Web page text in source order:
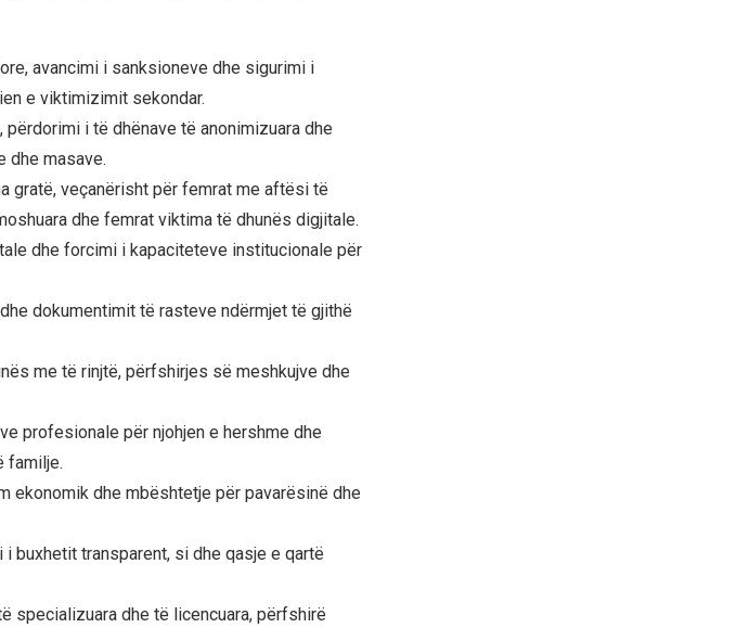
avancimi i sanksioneve dhe sigurimi i
e viktimizimit sekondar.
i të dhënave të anonimizuara dhe
dhe masave.
gratë, veçanërisht për femrat me aftësi të
dhe femrat viktima të dhunës digjitale.
dhe forcimi i kapaciteteve institucionale për
dokumentimit të rasteve ndërmjet të gjithë
me të rinjtë, përfshirjes së meshkujve dhe
profesionale për njohjen e hershme dhe
familje.
ekonomik dhe mbështetje për pavarësinë dhe
buxhetit transparent, si dhe qasje e qartë
specializuara dhe të licencuara, përfshirë